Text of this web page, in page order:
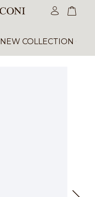
NEW COLLECTION